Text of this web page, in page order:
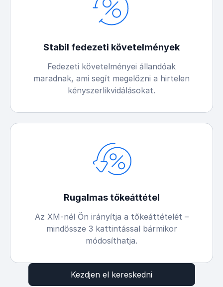
Stabil fedezeti követelmények
Fedezeti követelményei állandóak
maradnak, ami segít megelőzni a hirtelen
kényszerlikvidálásokat.
Rugalmas tőkeáttétel
Az XM-nél Ön irányítja a tőkeáttételét –
mindössze 3 kattintással bármikor
módosíthatja.
Kezdjen el kereskedni